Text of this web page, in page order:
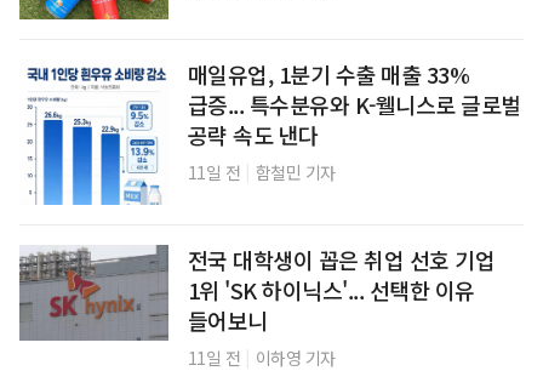
매일유업, 1분기 수출 매출 33%
급증... 특수분유와 K-웰니스로 글로벌
공략 속도 낸다
11일 전 함철민 기자
전국 대학생이 꼽은 취업 선호 기업
1위 'SK 하이닉스'... 선택한 이유
들어보니
11일 전 이하영 기자